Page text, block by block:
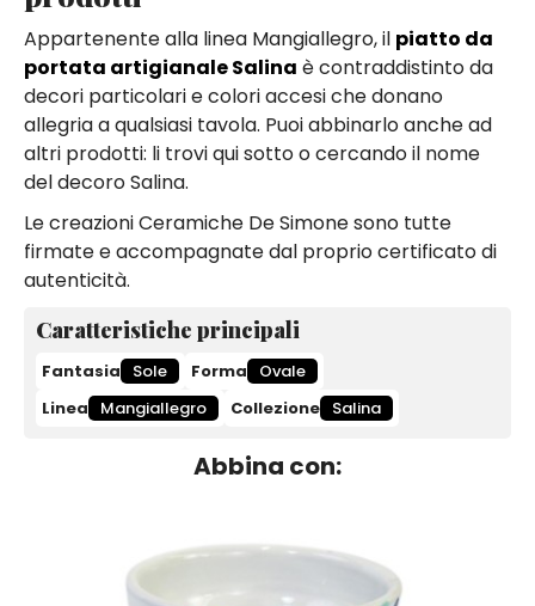
Appartenente alla linea Mangiallegro, il piatto da
portata artigianale Salina è contraddistinto da
decori particolari e colori accesi che donano
allegria a qualsiasi tavola. Puoi abbinarlo anche ad
altri prodotti: li trovi qui sotto o cercando il nome
del decoro Salina.
Le creazioni Ceramiche De Simone sono tutte
firmate e accompagnate dal proprio certificato di
autenticità.
Caratteristiche principali
Fantasia Sole Forma
Ovale
Linea
Mangiallegro Collezione Salina
Abbina con: